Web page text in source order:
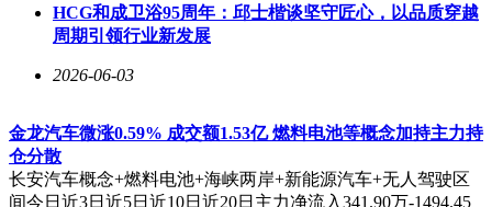
HCG和成卫浴95周年：邱士楷谈坚守匠心，以品质穿越
周期引领行业新发展
2026-06-03
金龙汽车微涨0.59% 成交额1.53亿 燃料电池等概念加持主力持
仓分散
长安汽车概念+燃料电池+海峡两岸+新能源汽车+无人驾驶区
间今日近3日近5日近10日近20日主力净流入341.90万-1494.45